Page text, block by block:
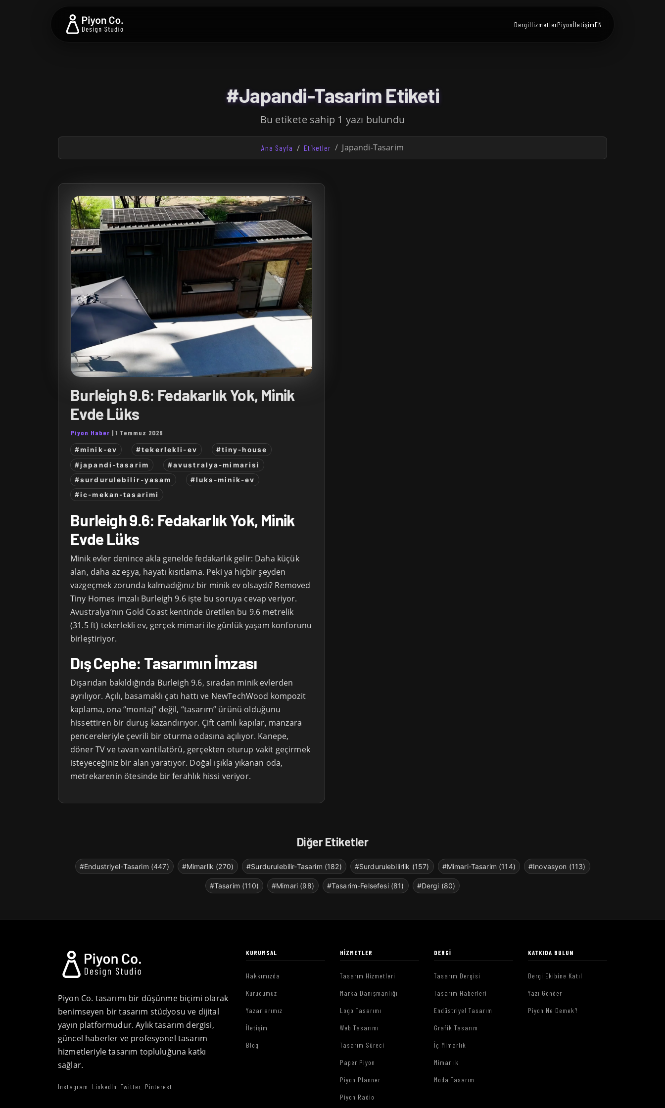
DergiHizmetlerPiyonİletişimEN
#Japandi-Tasarim Etiketi
Bu etikete sahip 1 yazı bulundu
Ana Sayfa Etiketler Japandi-Tasarim
Burleigh 9.6: Fedakarlık Yok, Minik
Evde Lüks
Piyon Haber |1 Temmuz 2026
#minik-ev #tekerlekli-ev
#tiny-house
#japandi-tasarim
#avustralya-mimarisi
#surdurulebilir-yasam
#luks-minik-ev
#ic-mekan-tasarimi
Burleigh 9.6: Fedakarlık Yok, Minik
Evde Lüks
Minik evler denince akla genelde fedakarlık gelir: Daha küçük
alan, daha az eşya, hayatı kısıtlama. Peki ya hiçbir şeyden
vazgeçmek zorunda kalmadığınız bir minik ev olsaydı? Removed
Tiny Homes imzalı Burleigh 9.6 işte bu soruya cevap veriyor.
Avustralya’nın Gold Coast kentinde üretilen bu 9.6 metrelik
(31.5 ft) tekerlekli ev, gerçek mimari ile günlük yaşam konforunu
birleştiriyor.
Dış Cephe: Tasarımın İmzası
Dışarıdan bakıldığında Burleigh 9.6, sıradan minik evlerden
ayrılıyor. Açılı, basamaklı çatı hattı ve NewTechWood kompozit
kaplama, ona “montaj” değil, “tasarım” ürünü olduğunu
hissettiren bir duruş kazandırıyor. Çift camlı kapılar, manzara
pencereleriyle çevrili bir oturma odasına açılıyor. Kanepe,
döner TV ve tavan vantilatörü, gerçekten oturup vakit geçirmek
isteyeceğiniz bir alan yaratıyor. Doğal ışıkla yıkanan oda,
metrekarenin ötesinde bir ferahlık hissi veriyor.
Diğer Etiketler
#Endustriyel-Tasarim (447) #Mimarlik (270) #Surdurulebilir-Tasarim (182) #Surdurulebilirlik (157) #Mimari-Tasarim (114) #Inovasyon (113)
#Tasarim (110) #Mimari (98) #Tasarim-Felsefesi (81) #Dergi (80)
Piyon Co. tasarımı bir düşünme biçimi olarak
benimseyen bir tasarım stüdyosu ve dijital
yayın platformudur. Aylık tasarım dergisi,
güncel haberler ve profesyonel tasarım
hizmetleriyle tasarım topluluğuna katkı
sağlar.
Instagram LinkedIn Twitter Pinterest
KURUMSAL
Hakkımızda
Kurucumuz
Yazarlarımız
İletişim
Blog
HIZMETLER
Tasarım Hizmetleri
Marka Danışmanlığı
Logo Tasarımı
Web Tasarımı
Tasarım Süreci
Paper Piyon
Piyon Planner
Piyon Radio
DERGI
Tasarım Dergisi
Tasarım Haberleri
Endüstriyel Tasarım
Grafik Tasarım
İç Mimarlık
Mimarlık
Moda Tasarım
KATKIDA BULUN
Dergi Ekibine Katıl
Yazı Gönder
Piyon Ne Demek?